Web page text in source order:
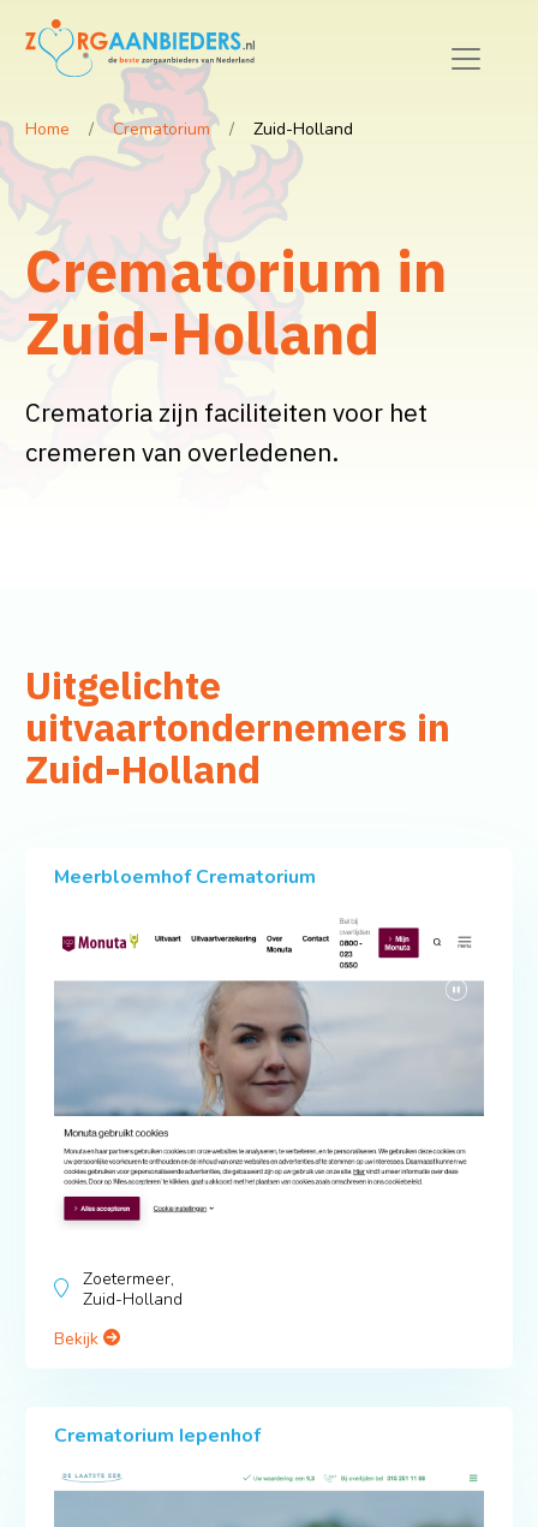
Home Crematorium Zuid-Holland
Crematorium in
Zuid-Holland
Crematoria zijn faciliteiten voor het
cremeren van overledenen.
Uitgelichte
uitvaartondernemers in
Zuid-Holland
Meerbloemhof Crematorium
Zoetermeer,
Zuid-Holland
Bekijk
Crematorium Iepenhof